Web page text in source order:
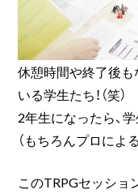
休憩時間や終了後
いる学生たち！（笑）
2年生になったら、
（もちろんプロによ
このTRPGセッショ